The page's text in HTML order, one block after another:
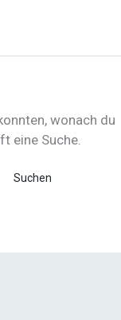
wonach du
eine Suche.